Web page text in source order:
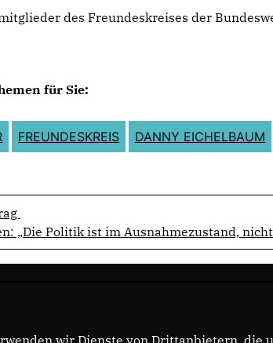
des Freundeskreises der
für Sie:
FREUNDESKREIS DANNY EICHELBAUM
„Die Politik ist im Ausnahmezustand,
wir Dienste von Drittanbietern, die